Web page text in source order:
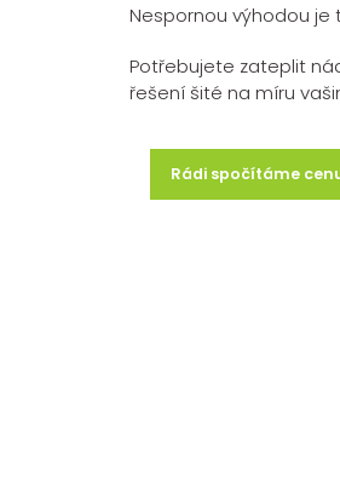
Nespornou výhodou je
Potřebujete zateplit
řešení šité na míru
Rádi spočítáme